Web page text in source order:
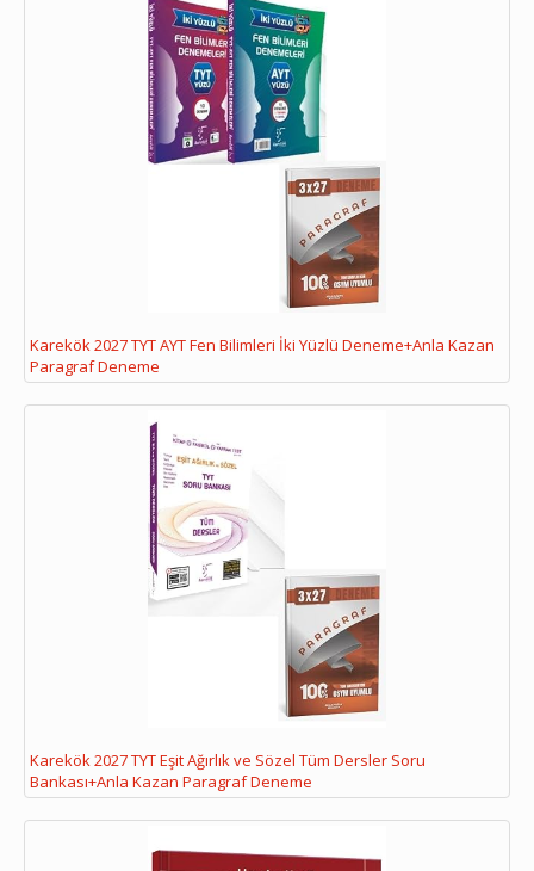
Karekök 2027 TYT AYT Fen Bilimleri İki Yüzlü Deneme+Anla Kazan
Paragraf Deneme
Karekök 2027 TYT Eşit Ağırlık ve Sözel Tüm Dersler Soru
Bankası+Anla Kazan Paragraf Deneme